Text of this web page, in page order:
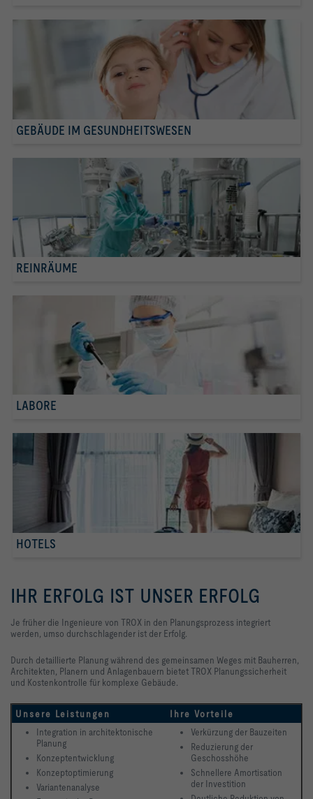
GEBÄUDE IM GESUNDHEITSWESEN
REINRÄUME
LABORE
HOTELS
IHR ERFOLG IST UNSER ERFOLG
Je früher die Ingenieure von TROX in den Planungsprozess integriert
werden, umso durchschlagender ist der Erfolg.
Durch detaillierte Planung während des gemeinsamen Weges mit Bauherren,
Architekten, Planern und Anlagenbauern bietet TROX Planungssicherheit
und Kostenkontrolle für komplexe Gebäude.
Unsere Leistungen
Ihre Vorteile
Integration in architektonische
Planung
Konzeptentwicklung
Konzeptoptimierung
Variantenanalyse
Verkürzung der Bauzeiten
Reduzierung der
Geschosshöhe
Schnellere Amortisation
der Investition